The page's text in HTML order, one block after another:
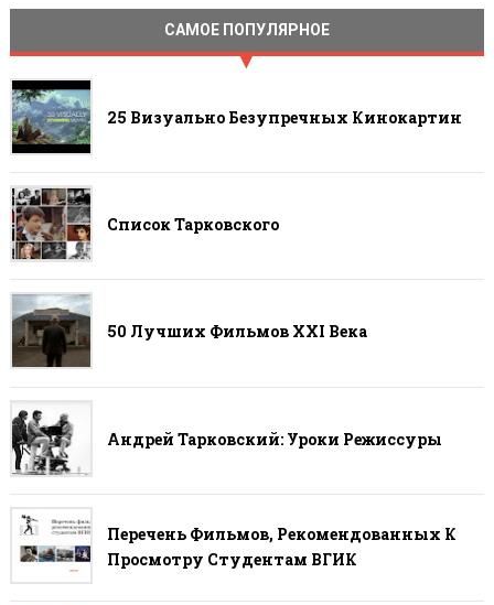
САМОЕ ПОПУЛЯРНОЕ
25 Визуально Безупречных Кинокартин
Список Тарковского
50 Лучших Фильмов ХХI Века
Андрей Тарковский: Уроки Режиссуры
Перечень Фильмов, Рекомендованных К
Просмотру Студентам ВГИК